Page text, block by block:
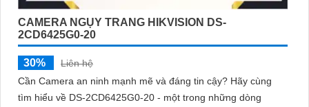
CAMERA NGỤY TRANG HIKVISION DS-
2CD6425G0-20
30%
Liên hệ
Cần Camera an ninh mạnh mẽ và đáng tin cậy? Hãy cùng
tìm hiểu về DS-2CD6425G0-20 - một trong những dòng